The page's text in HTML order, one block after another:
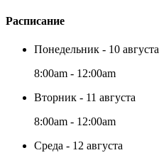
Расписание
Понедельник - 10 августа
8:00am - 12:00am
Вторник - 11 августа
8:00am - 12:00am
Среда - 12 августа